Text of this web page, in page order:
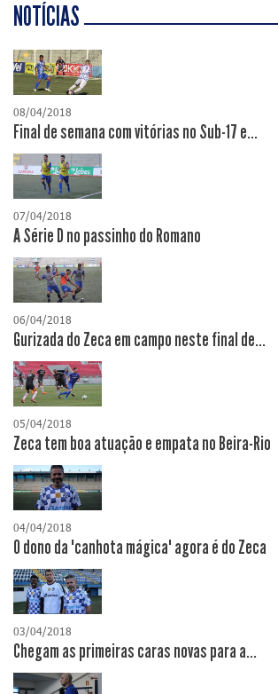
NOTÍCIAS
08/04/2018
Final de semana com vitórias no Sub-17 e...
07/04/2018
A Série D no passinho do Romano
06/04/2018
Gurizada do Zeca em campo neste final de...
05/04/2018
Zeca tem boa atuação e empata no Beira-Rio
04/04/2018
O dono da "canhota mágica" agora é do Zeca
03/04/2018
Chegam as primeiras caras novas para a...